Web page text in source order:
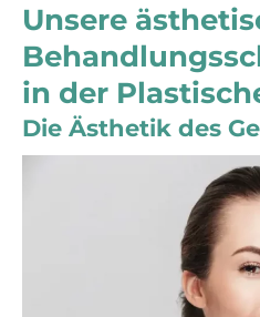
Unsere
in der
Die Ästhetik des